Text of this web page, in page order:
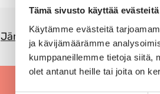
Tämä sivusto käyttää evästeitä
Käytämme evästeitä
ja kävijämäärämme
kumppaneillemme tietoja siitä,
olet antanut heille tai joita on
Järjestöille Lomahaku